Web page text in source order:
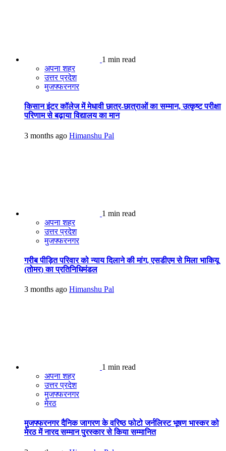
1 min read
अपना शहर
उत्तर प्रदेश
मुजफ्फरनगर
किसान इंटर कॉलेज में मेधावी छात्र-छात्राओं का सम्मान, उत्कृष्ट परीक्षा
परिणाम से बढ़ाया विद्यालय का मान
3 months ago Himanshu Pal
1 min read
अपना शहर
उत्तर प्रदेश
मुजफ्फरनगर
गरीब पीड़ित परिवार को न्याय दिलाने की मांग, एसडीएम से मिला भाकियू
(तोमर) का प्रतिनिधिमंडल
3 months ago Himanshu Pal
1 min read
अपना शहर
उत्तर प्रदेश
मुजफ्फरनगर
मेरठ
मुजफ्फरनगर दैनिक जागरण के वरिष्ठ फोटो जर्नलिस्ट भूषण भास्कर को
मेरठ में नारद सम्मान पुरस्कार से किया सम्मानित